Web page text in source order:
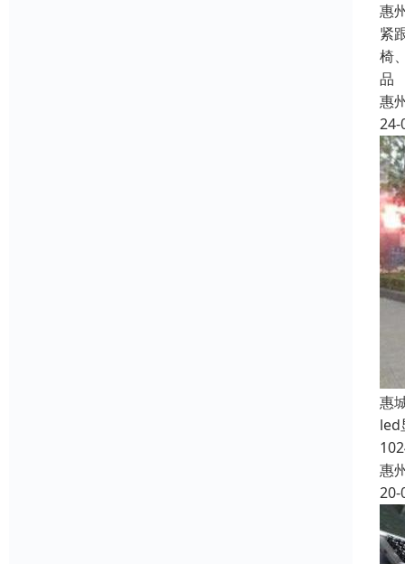
惠
紧
椅
品
惠
24-
惠
led
惠
20-